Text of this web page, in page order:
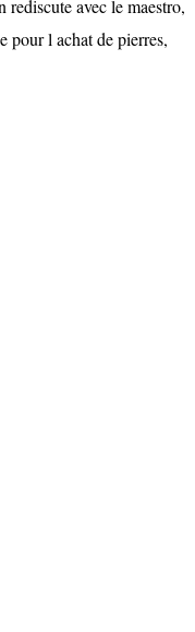
avec le maestro,
pour l achat de pierres,